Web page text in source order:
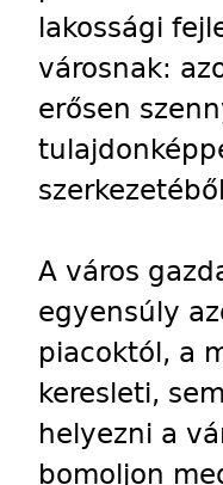
lakossági
városnak:
erősen
A város
egyensúly
piacoktól, a
keresleti,
helyezni a
bomoljon